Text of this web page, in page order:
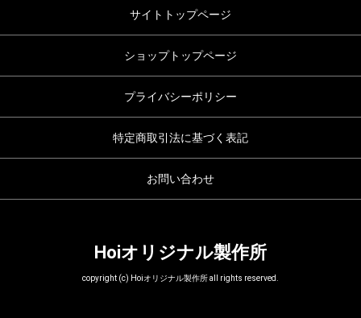
サイトトップページ
ショップトップページ
プライバシーポリシー
特定商取引法に基づく表記
お問い合わせ
Hoiオリジナル製作所
copyright (c) Hoiオリジナル製作所 all rights reserved.